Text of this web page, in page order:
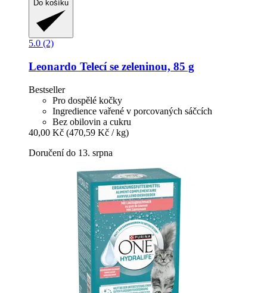
Do košíku
5.0 (2)
Leonardo Telecí se zeleninou, 85 g
Bestseller
Pro dospělé kočky
Ingredience vařené v porcovaných sáčcích
Bez obilovin a cukru
40,00 Kč (470,59 Kč / kg)
Doručení do 13. srpna